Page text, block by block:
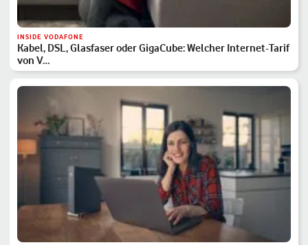
INSIDE VODAFONE
Kabel, DSL, Glasfaser oder GigaCube: Welcher Internet-Tarif
von V…